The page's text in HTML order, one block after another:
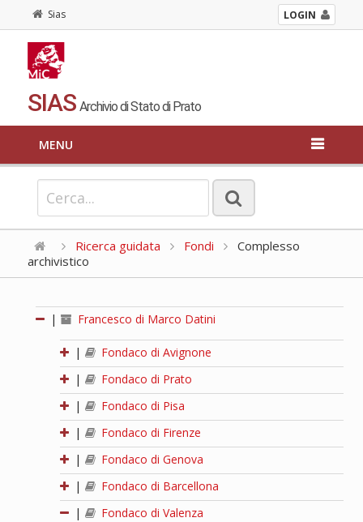
Sias LOGIN
SIAS Archivio di Stato di Prato
MENU
Ricerca guidata Fondi
Complesso
archivistico
| Francesco di Marco Datini
|
Fondaco di Avignone
|
Fondaco di Prato
|
Fondaco di Pisa
|
Fondaco di Firenze
|
Fondaco di Genova
|
Fondaco di Barcellona
|
Fondaco di Valenza